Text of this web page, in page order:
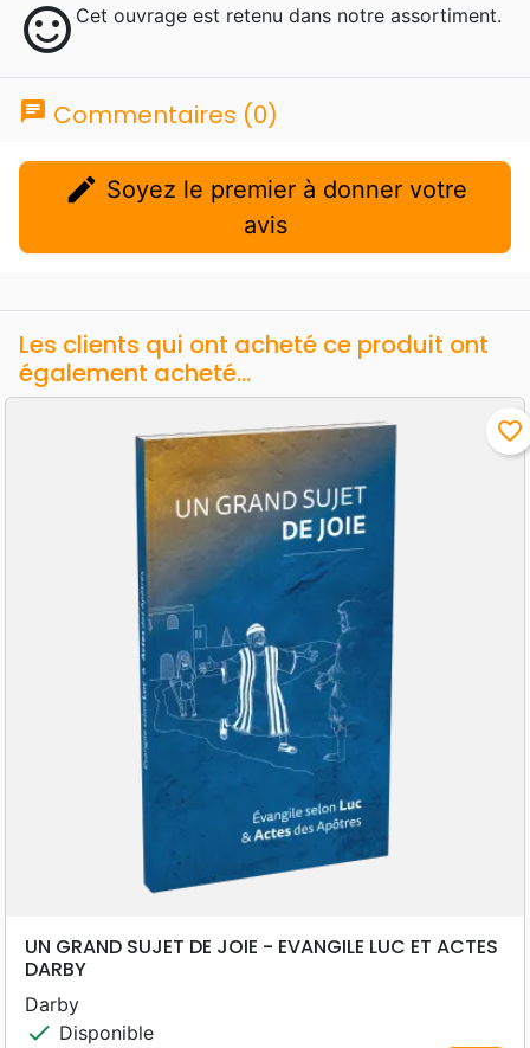
sentiment_satisfied Cet ouvrage est retenu dans notre assortiment.
chat Commentaires (0)
edit
avis
Les clients qui ont acheté ce produit ont
également acheté...
favorite_border
UN GRAND SUJET DE JOIE - EVANGILE LUC ET ACTES
DARBY
Darby
check Disponible